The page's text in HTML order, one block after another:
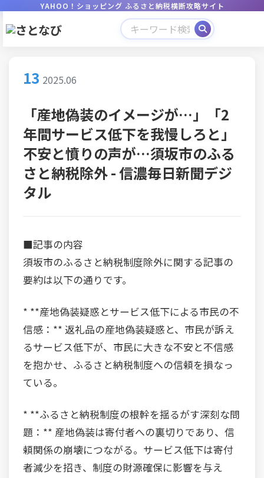
YAHOO！ショッピング ふるさと納税横断攻略サイト
13 2025.06
「産地偽装のイメージが…」「2
年間サービス低下を我慢しろと」
不安と憤りの声が…須坂市のふる
さと納税除外 - 信濃毎日新聞デジ
タル
■記事の内容
須坂市のふるさと納税制度除外に関する記事の
要約は以下の通りです。
* **産地偽装疑惑とサービス低下による市民の不
信感：** 返礼品の産地偽装疑惑と、市民が訴え
るサービス低下が、市民に大きな不安と不信感
を抱かせ、ふるさと納税制度への信頼を損なっ
ている。
* **ふるさと納税制度の根幹を揺るがす深刻な問
題：** 産地偽装は寄付者への裏切りであり、信
頼関係の崩壊につながる。サービス低下は寄付
者減少を招き、制度の財源確保に影響を与え